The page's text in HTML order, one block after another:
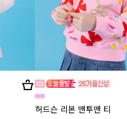
허드슨 리본 맨투맨 티